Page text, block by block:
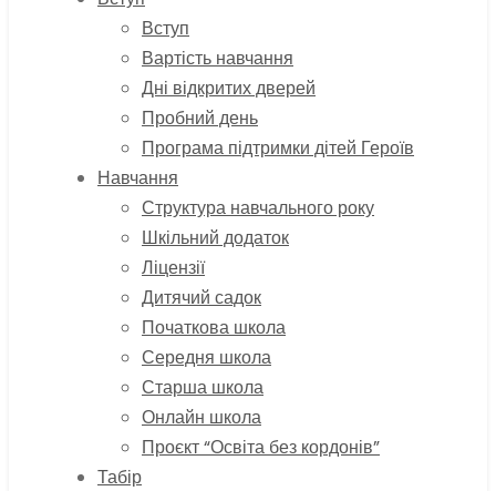
Вступ
Вартість навчання
Дні відкритих дверей
Пробний день
Програма підтримки дітей Героїв
Навчання
Структура навчального року
Шкільний додаток
Ліцензії
Дитячий садок
Початкова школа
Середня школа
Старша школа
Онлайн школа
Проєкт “Освіта без кордонів”
Табір